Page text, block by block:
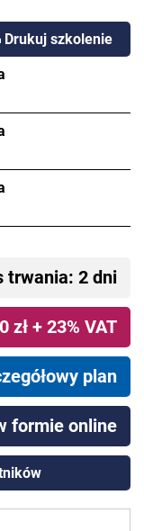
Drukuj szkolenie
trwania: 2 dni
zł + 23% VAT
plan
formie online